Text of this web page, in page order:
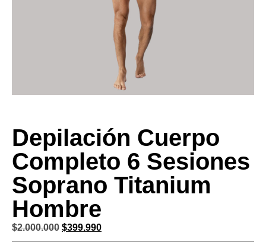
Depilación Cuerpo
Completo 6 Sesiones
Soprano Titanium
Hombre
$2.000.000 $399.990